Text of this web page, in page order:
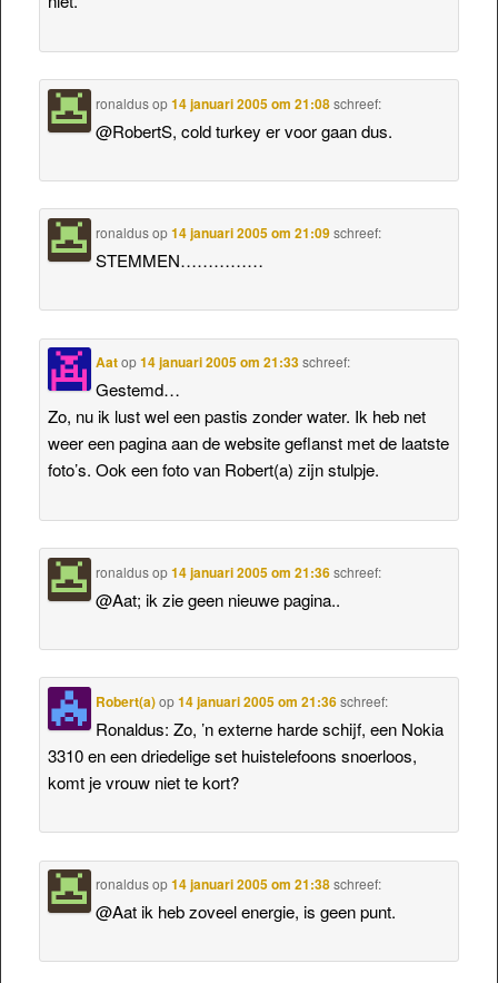
ronaldusop14 januari 2005 om 21:08 schreef:
@RobertS, cold turkey er voor gaan dus.
ronaldusop14 januari 2005 om 21:09 schreef:
STEMMEN……………
Aatop14 januari 2005 om 21:33 schreef:
Gestemd…
Zo, nu ik lust wel een pastis zonder water. Ik heb net
weer een pagina aan de website geflanst met de laatste
foto’s. Ook een foto van Robert(a) zijn stulpje.
ronaldusop14 januari 2005 om 21:36 schreef:
@Aat; ik zie geen nieuwe pagina..
Robert(a)op14 januari 2005 om 21:36 schreef:
Ronaldus: Zo, ’n externe harde schijf, een Nokia
3310 en een driedelige set huistelefoons snoerloos,
komt je vrouw niet te kort?
ronaldusop14 januari 2005 om 21:38 schreef:
@Aat ik heb zoveel energie, is geen punt.